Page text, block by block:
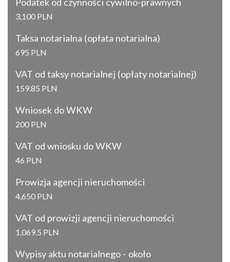
3,100 PLN
Taksa notarialna (opłata notarialna)
695 PLN
VAT od taksy notarialnej (opłaty notarialnej)
159.85 PLN
Wniosek do WKW
200 PLN
VAT od wniosku do WKW
46 PLN
Prowizja agencji nieruchomości
4,650 PLN
VAT od prowizji agencji nieruchomości
1,069.5 PLN
Wypisy aktu notarialnego - około